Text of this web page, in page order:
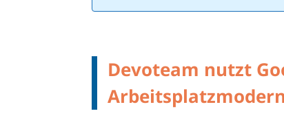
Devoteam nutzt